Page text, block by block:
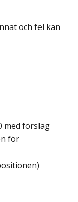
och fel kan
med förslag
för